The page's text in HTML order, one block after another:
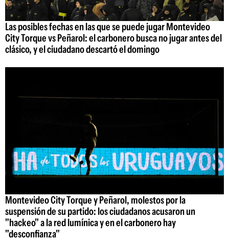
Las posibles fechas en las que se puede jugar Montevideo
City Torque vs Peñarol: el carbonero busca no jugar antes del
clásico, y el ciudadano descartó el domingo
Montevideo City Torque y Peñarol, molestos por la
suspensión de su partido: los ciudadanos acusaron un
"hackeo" a la red lumínica y en el carbonero hay
"desconfianza"